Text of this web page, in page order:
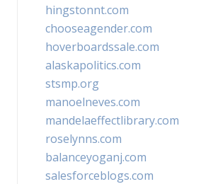
hingstonnt.com
chooseagender.com
hoverboardssale.com
alaskapolitics.com
stsmp.org
manoelneves.com
mandelaeffectlibrary.com
roselynns.com
balanceyoganj.com
salesforceblogs.com